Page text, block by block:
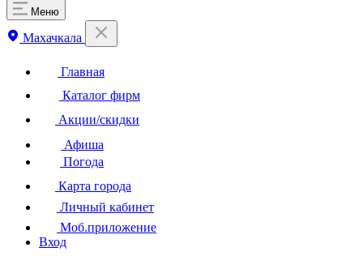
Меню
Махачкала
Главная
Каталог фирм
Акции/скидки
Афиша
Погода
Карта города
Личный кабинет
Моб.приложение
Вход